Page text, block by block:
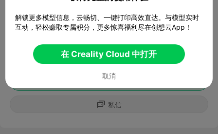
解锁更多模型信息，云畅切、一键打印高效直达。与模型实时
互动，轻松赚取专属积分，更多惊喜福利尽在创想云App！
在 Creality Cloud 中打开
取消